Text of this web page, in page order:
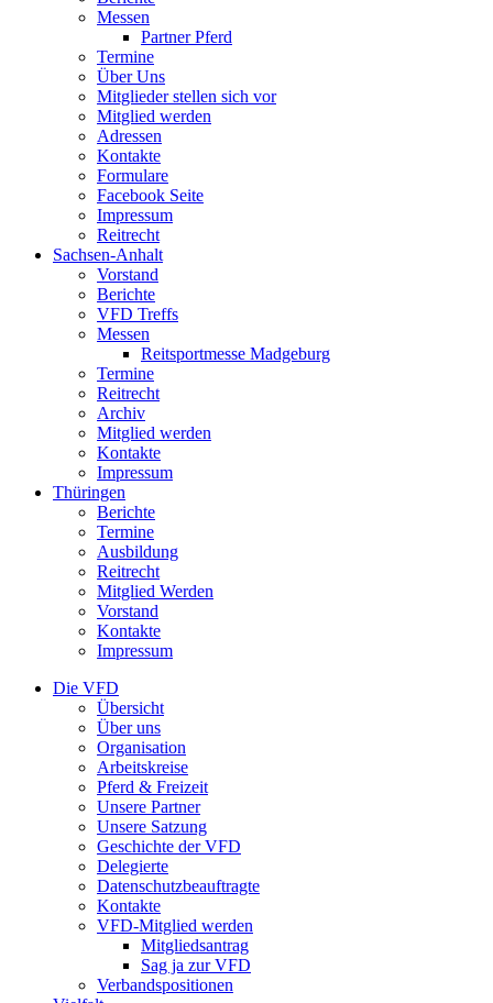
Messen
Partner Pferd
Termine
Über Uns
Mitglieder stellen sich vor
Mitglied werden
Adressen
Kontakte
Formulare
Facebook Seite
Impressum
Reitrecht
Sachsen-Anhalt
Vorstand
Berichte
VFD Treffs
Messen
Reitsportmesse Madgeburg
Termine
Reitrecht
Archiv
Mitglied werden
Kontakte
Impressum
Thüringen
Berichte
Termine
Ausbildung
Reitrecht
Mitglied Werden
Vorstand
Kontakte
Impressum
Die VFD
Übersicht
Über uns
Organisation
Arbeitskreise
Pferd & Freizeit
Unsere Partner
Unsere Satzung
Geschichte der VFD
Delegierte
Datenschutzbeauftragte
Kontakte
VFD-Mitglied werden
Mitgliedsantrag
Sag ja zur VFD
Verbandspositionen